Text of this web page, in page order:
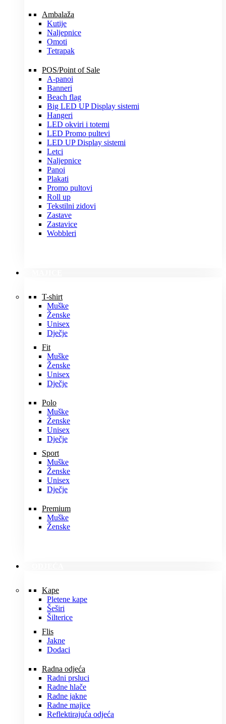
Ambalaža
Kutije
Naljepnice
Omoti
Tetrapak
POS/Point of Sale
A-panoi
Banneri
Beach flag
Big LED UP Display sistemi
Hangeri
LED okviri i totemi
LED Promo pultevi
LED UP Display sistemi
Letci
Naljepnice
Panoi
Plakati
Promo pultovi
Roll up
Tekstilni zidovi
Zastave
Zastavice
Wobbleri
T-shirt
Muške
Ženske
Unisex
Dječje
Fit
Muške
Ženske
Unisex
Dječje
Polo
Muške
Ženske
Unisex
Dječje
Sport
Muške
Ženske
Unisex
Dječje
Premium
Muške
Ženske
Kape
Pletene kape
Šeširi
Šilterice
Flis
Jakne
Dodaci
Radna odjeća
Radni prsluci
Radne hlače
Radne jakne
Radne majice
Reflektirajuća odjeća